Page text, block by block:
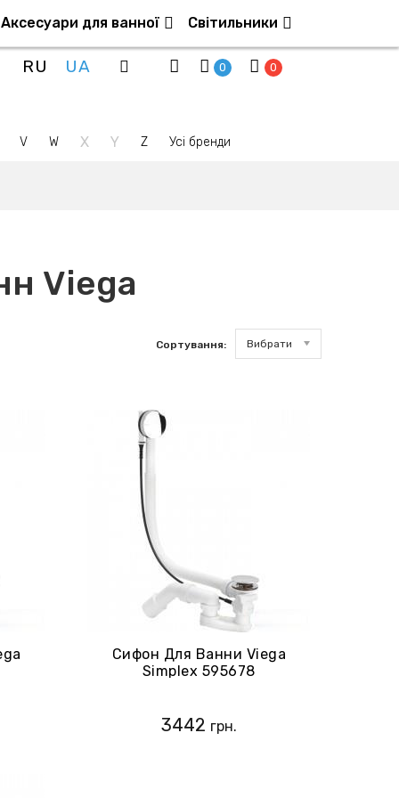
RU UA 0 0
Аксесуари для ванної Світильники
V W X Y Z Усі бренди
Viega
Сортування: Вибрати
Сифон Для Ванни Viega
Simplex 595678
3442 грн.